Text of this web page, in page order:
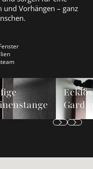
Vorhängen – ganz
ansehen